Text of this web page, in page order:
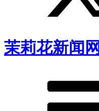
茉莉花新闻网